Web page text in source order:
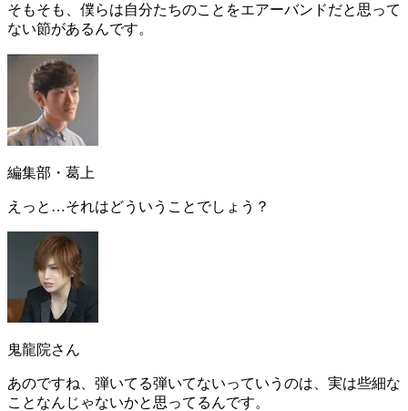
そもそも、僕らは自分たちのことをエアーバンドだと思って
ない節があるんです。
編集部・葛上
えっと…それはどういうことでしょう？
鬼龍院さん
あのですね、 弾いてる弾いてないっていうのは、実は些細な
ことなんじゃないかと思ってるんです。